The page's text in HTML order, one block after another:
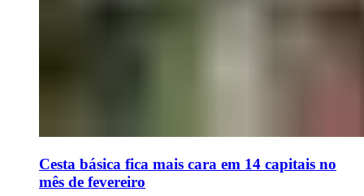
Cesta básica fica mais cara em 14 capitais no
mês de fevereiro